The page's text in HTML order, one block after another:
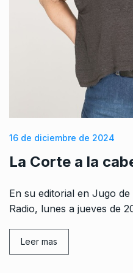
16 de diciembre de 2024
La Corte a la
En su editorial en Jugo
Radio, lunes a jueves de
Leer mas